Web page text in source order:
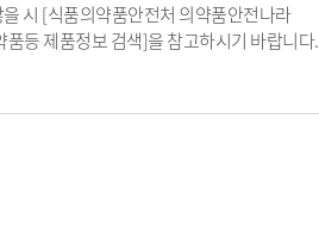
시 [식품의약품안전처 의약품안전나라
제품정보 검색]을 참고하시기 바랍니다.